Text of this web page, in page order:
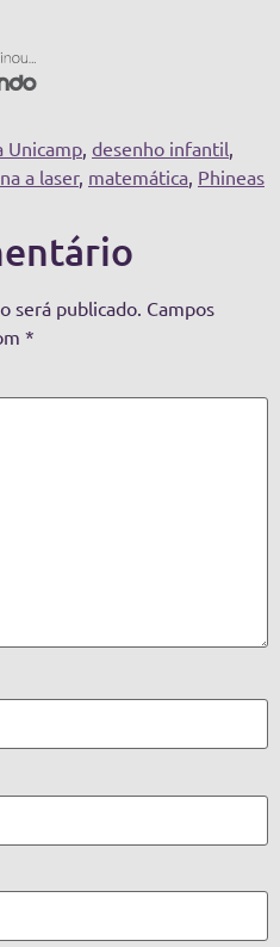
Unicamp, desenho infantil,
a laser, matemática, Phineas
será publicado. Campos
*